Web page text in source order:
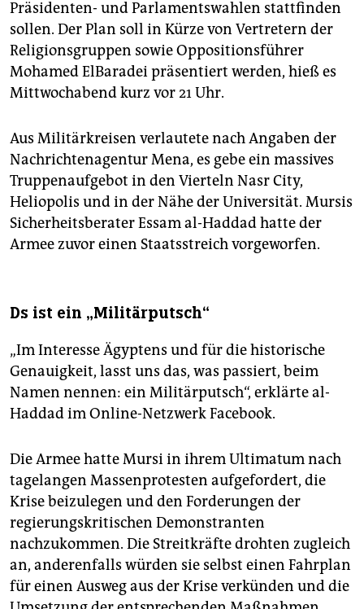
Präsidenten- und Parlamentswahlen stattfinden
sollen. Der Plan soll in Kürze von Vertretern der
Religionsgruppen sowie Oppositionsführer
Mohamed ElBaradei präsentiert werden, hieß es
Mittwochabend kurz vor 21 Uhr.
Aus Militärkreisen verlautete nach Angaben der
Nachrichtenagentur Mena, es gebe ein massives
Truppenaufgebot in den Vierteln Nasr City,
Heliopolis und in der Nähe der Universität. Mursis
Sicherheitsberater Essam al-Haddad hatte der
Armee zuvor einen Staatsstreich vorgeworfen.
Ds ist ein „Militärputsch“
„Im Interesse Ägyptens und für die historische
Genauigkeit, lasst uns das, was passiert, beim
Namen nennen: ein Militärputsch“, erklärte al-
Haddad im Online-Netzwerk Facebook.
Die Armee hatte Mursi in ihrem Ultimatum nach
tagelangen Massenprotesten aufgefordert, die
Krise beizulegen und den Forderungen der
regierungskritischen Demonstranten
nachzukommen. Die Streitkräfte drohten zugleich
an, anderenfalls würden sie selbst einen Fahrplan
für einen Ausweg aus der Krise verkünden und die